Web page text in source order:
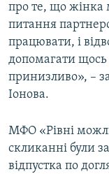
про те, що жінка
питання
працювати, і
допомагати щось
принизливо», –
Іонова.
МФО «Рівні
скликанні були
відпустка по